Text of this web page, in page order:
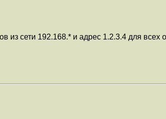
из сети 192.168.* и адрес 1.2.3.4 для всех